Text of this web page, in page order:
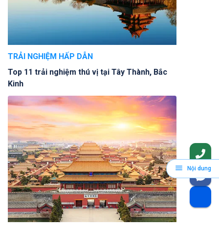
TRẢI NGHIỆM HẤP DẪN
Top 11 trải nghiệm thú vị tại Tây Thành, Bắc
Kinh
Nội dung